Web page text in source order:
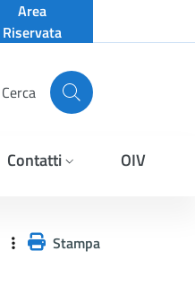
Area
Riservata
Cerca
Contatti OIV
Stampa